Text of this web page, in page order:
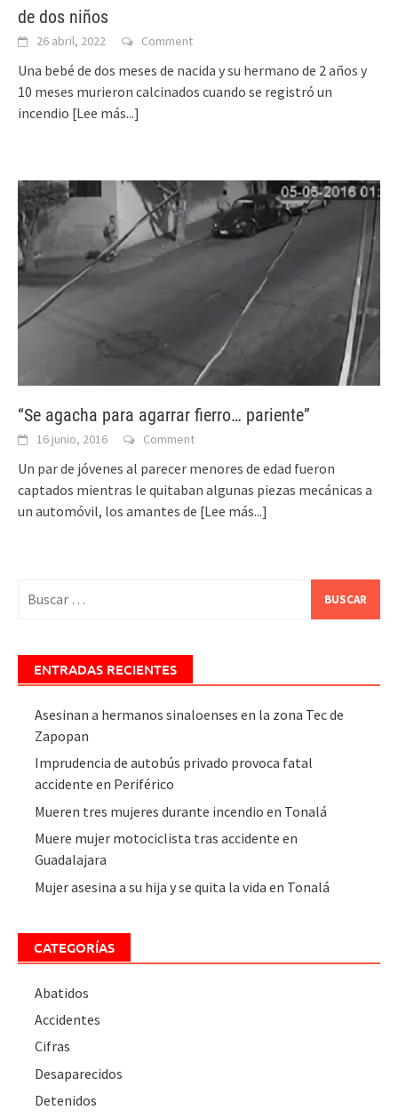
de dos niños
26 abril, 2022 Comment
Una bebé de dos meses de nacida y su hermano de 2 años y
10 meses murieron calcinados cuando se registró un
incendio [Lee más...]
“Se agacha para agarrar fierro… pariente”
16 junio, 2016 Comment
Un par de jóvenes al parecer menores de edad fueron
captados mientras le quitaban algunas piezas mecánicas a
un automóvil, los amantes de [Lee más...]
ENTRADAS RECIENTES
Asesinan a hermanos sinaloenses en la zona Tec de
Zapopan
Imprudencia de autobús privado provoca fatal
accidente en Periférico
Mueren tres mujeres durante incendio en Tonalá
Muere mujer motociclista tras accidente en
Guadalajara
Mujer asesina a su hija y se quita la vida en Tonalá
CATEGORÍAS
Abatidos
Accidentes
Cifras
Desaparecidos
Detenidos